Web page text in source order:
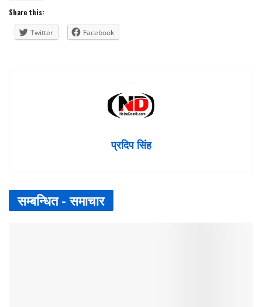
Share this:
Twitter Facebook
प्रदिप सिंह
सम्बन्धित -समाचार